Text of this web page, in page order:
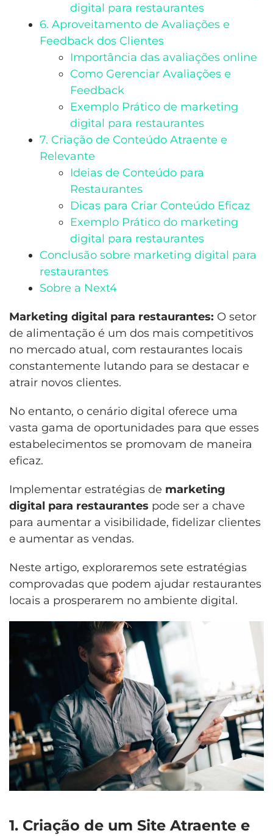
digital para restaurantes
6. Aproveitamento de Avaliações e
Feedback dos Clientes
Importância das avaliações online
Como Gerenciar Avaliações e
Feedback
Exemplo Prático de marketing
digital para restaurantes
7. Criação de Conteúdo Atraente e
Relevante
Ideias de Conteúdo para
Restaurantes
Dicas para Criar Conteúdo Eficaz
Exemplo Prático do marketing
digital para restaurantes
Conclusão sobre marketing digital para
restaurantes
Sobre a Next4
Marketing digital para restaurantes: O setor
de alimentação é um dos mais competitivos
no mercado atual, com restaurantes locais
constantemente lutando para se destacar e
atrair novos clientes.
No entanto, o cenário digital oferece uma
vasta gama de oportunidades para que esses
estabelecimentos se promovam de maneira
eficaz.
Implementar estratégias de marketing
digital para restaurantes pode ser a chave
para aumentar a visibilidade, fidelizar clientes
e aumentar as vendas.
Neste artigo, exploraremos sete estratégias
comprovadas que podem ajudar restaurantes
locais a prosperarem no ambiente digital.
1. Criação de um Site Atraente e